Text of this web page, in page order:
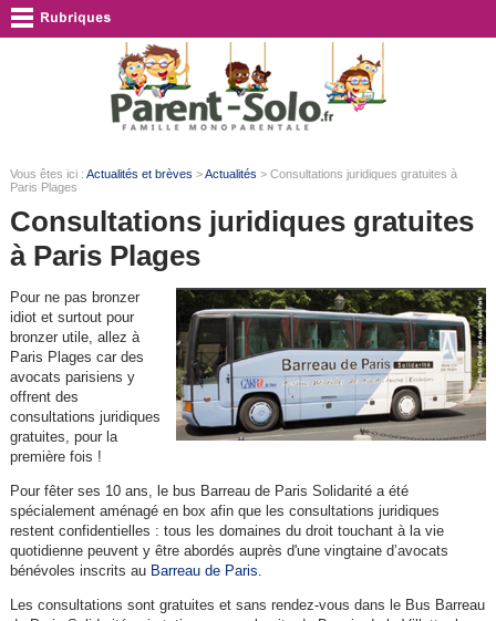
Vous êtes ici : Actualités et brèves >Actualités > Consultations juridiques gratuites à
Paris Plages
Consultations juridiques gratuites
à Paris Plages
Pour ne pas bronzer
idiot et surtout pour
bronzer utile, allez à
Paris Plages car des
avocats parisiens y
offrent des
consultations juridiques
gratuites, pour la
première fois !
Pour fêter ses 10 ans, le bus Barreau de Paris Solidarité a été
spécialement aménagé en box afin que les consultations juridiques
restent confidentielles : tous les domaines du droit touchant à la vie
quotidienne peuvent y être abordés auprès d'une vingtaine d’avocats
bénévoles inscrits au Barreau de Paris.
Les consultations sont gratuites et sans rendez-vous dans le Bus Barreau